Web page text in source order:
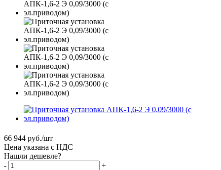
66 944 руб./шт
Цена указана с НДС
Нашли дешевле?
-
+